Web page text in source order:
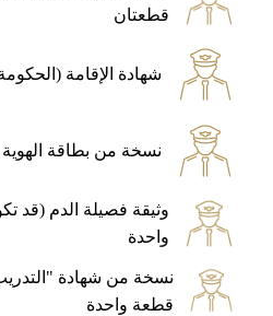
قطعتان
شهادة الإقامة
نسخة من بطاقة
وثيقة فصيلة الدم (قد
واحدة
نسخة من شهادة
قطعة واحدة